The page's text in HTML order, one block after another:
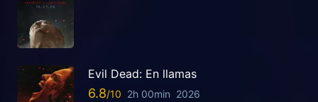
Evil Dead: En llamas
6.8 2h 00min 2026